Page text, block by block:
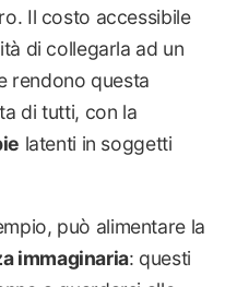
Il costo accessibile
di collegarla ad un
rendono questa
di tutti, con la
latenti in soggetti
può alimentare la
immaginaria: questi